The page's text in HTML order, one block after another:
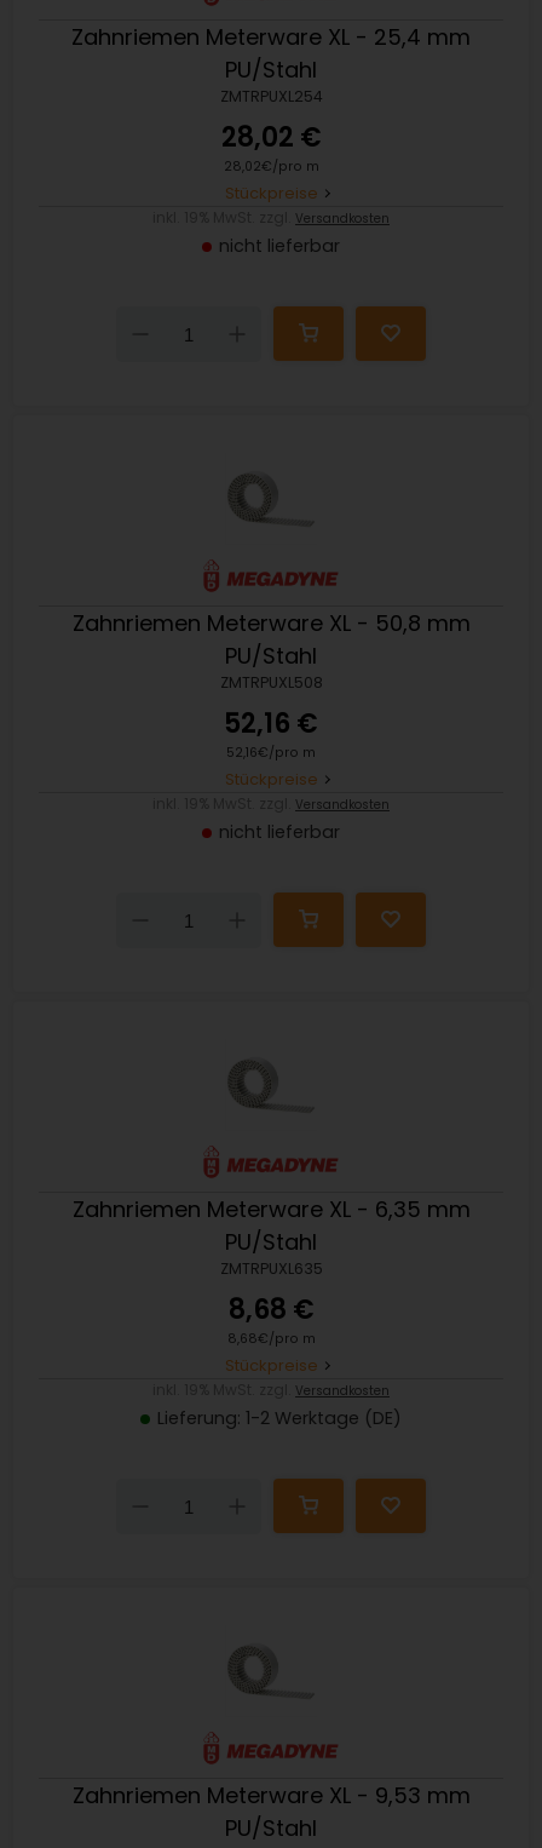
Zahnriemen Meterware XL - 25,4 mm
PU/Stahl
ZMTRPUXL254
28,02 €
28,02€/pro m
Stückpreise
Versandkosten
nicht lieferbar
Down
Zahnriemen Meterware XL - 50,8 mm
PU/Stahl
ZMTRPUXL508
52,16 €
52,16€/pro m
Stückpreise
Versandkosten
nicht lieferbar
Down
Zahnriemen Meterware XL - 6,35 mm
PU/Stahl
ZMTRPUXL635
8,68 €
8,68€/pro m
Stückpreise
Versandkosten
Lieferung: 1-2 Werktage (DE)
Down
Zahnriemen Meterware XL - 9,53 mm
PU/Stahl